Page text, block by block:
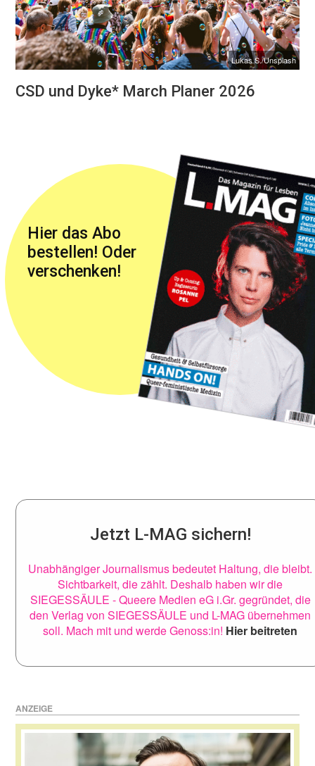
Lukas S./Unsplash
CSD und Dyke* March Planer 2026
Hier das Abo
bestellen! Oder
verschenken!
Jetzt L-MAG sichern!
Unabhängiger Journalismus bedeutet Haltung, die bleibt.
Sichtbarkeit, die zählt. Deshalb haben wir die
SIEGESSÄULE - Queere Medien eG i.Gr. gegründet, die
den Verlag von SIEGESSÄULE und L-MAG übernehmen
soll. Mach mit und werde Genoss:in! Hier beitreten
ANZEIGE